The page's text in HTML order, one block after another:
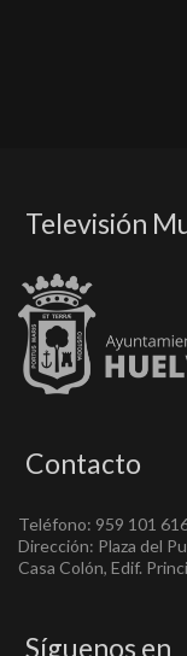
Televisión
Contacto
Teléfono: 959 101
Dirección: Plaza del
Casa Colón, Edif.
Síguenos en